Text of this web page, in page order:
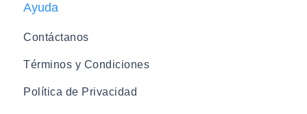
Ayuda
Contáctanos
Términos y Condiciones
Política de Privacidad